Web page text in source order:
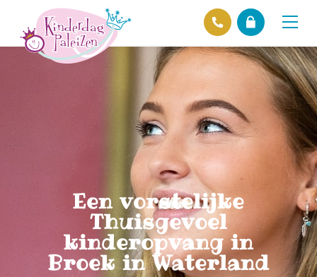
Een vorstelijke
Thuisgevoel
kinderopvang in
Broek in Waterland